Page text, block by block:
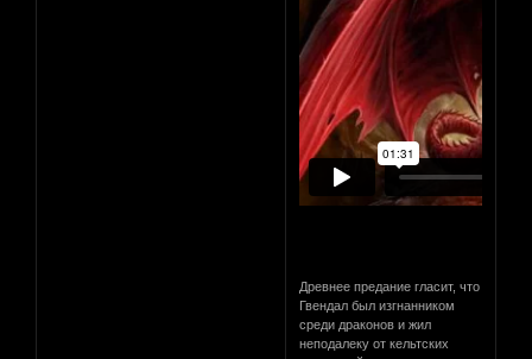
Древнее предание гласит, что
Гвендал был изгнанником
среди драконов и жил
неподалеку от кельтских